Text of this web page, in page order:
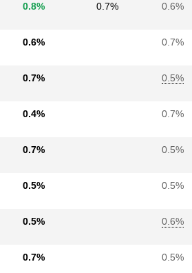
0.8% 0.7% 0.6%
0.6% 0.7%
0.7% 0.5%
0.4% 0.7%
0.7% 0.5%
0.5% 0.5%
0.5% 0.6%
0.7% 0.5%